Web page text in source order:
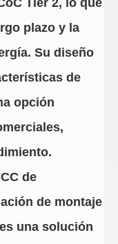
Tier 2, lo que
plazo y la
Su diseño
de
opción
de
de montaje
una solución